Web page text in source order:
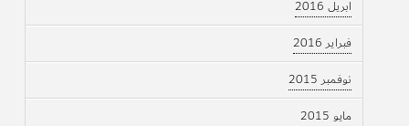
أبريل 2016
فبراير 2016
نوفمبر 2015
مايو 2015